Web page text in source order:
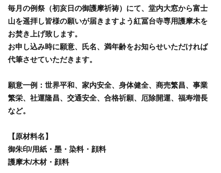
毎月の例祭（初亥日の御護摩祈祷）にて、堂内大窓から富士
山を遥拝し皆様の願いが届きますよう紅冨台寺専用護摩木を
お焚き上げ致します。
お申し込み時に願意、氏名、満年齢をお知らせいただければ
代筆させていただきます。
願意一例：世界平和、家内安全、身体健全、商売繁昌、事業
繁栄、社運隆昌、交通安全、合格祈願、厄除開運、福寿増長
など。
【原材料名】
御朱印/用紙・墨・染料・顔料
護摩木/木材・顔料